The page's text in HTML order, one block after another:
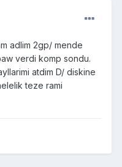
adlim 2gp/ mende
verdi komp sondu.
atdim D/ diskine
teze rami